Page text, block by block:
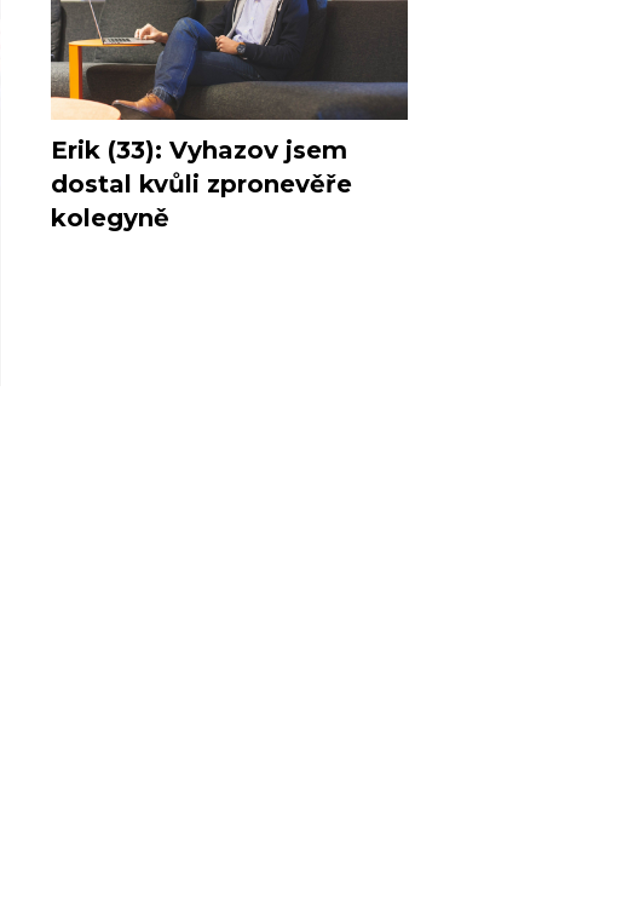
Erik (33): Vyhazov jsem
dostal kvůli zpronevěře
kolegyně